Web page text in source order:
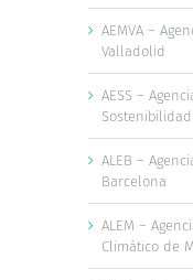
AEMVA –
Valladolid
AESS –
ALEB –
Barcelona
ALEM –
Climático de